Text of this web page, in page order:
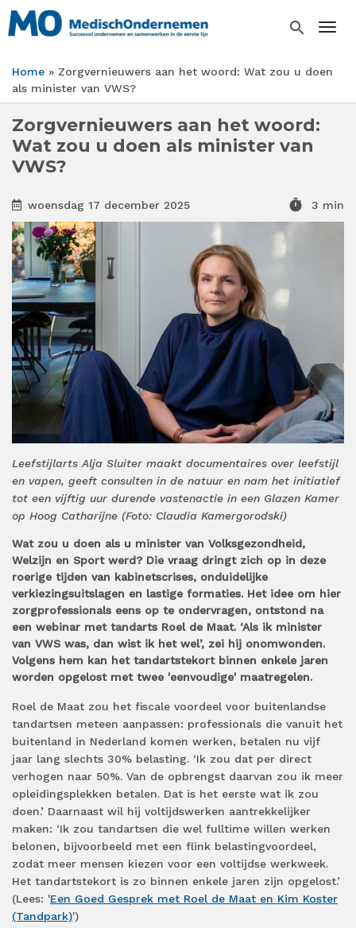
Overslaan
en
inhoud
gaan
search
Kruimelpad
Home
Zorgvernieuwers aan het woord: Wat zou u doen
als minister van VWS?
Zorgvernieuwers aan het woord:
Wat zou u doen als minister van
VWS?
woensdag 17 december 2025 timer 3 min
Leefstijlarts Alja Sluiter maakt documentaires over leefstijl
en vapen, geeft consulten in de natuur en nam het initiatief
tot een vijftig uur durende vastenactie in een Glazen Kamer
op Hoog Catharijne (Foto: Claudia Kamergorodski)
Wat zou u doen als u minister van Volksgezondheid,
Welzijn en Sport werd? Die vraag dringt zich op in deze
roerige tijden van kabinetscrises, onduidelijke
verkiezingsuitslagen en lastige formaties. Het idee om hier
zorgprofessionals eens op te ondervragen, ontstond na
een webinar met tandarts Roel de Maat. ‘Als ik minister
van VWS was, dan wist ik het wel’, zei hij onomwonden.
Volgens hem kan het tandartstekort binnen enkele jaren
worden opgelost met twee 'eenvoudige' maatregelen.
Roel de Maat zou het fiscale voordeel voor buitenlandse
tandartsen meteen aanpassen: professionals die vanuit het
buitenland in Nederland komen werken, betalen nu vijf
jaar lang slechts 30% belasting. ‘Ik zou dat per direct
verhogen naar 50%. Van de opbrengst daarvan zou ik meer
opleidingsplekken betalen. Dat is het eerste wat ik zou
doen.’ Daarnaast wil hij voltijdswerken aantrekkelijker
maken: ‘Ik zou tandartsen die wel fulltime willen werken
belonen, bijvoorbeeld met een flink belastingvoordeel,
zodat meer mensen kiezen voor een voltijdse werkweek.
Het tandartstekort is zo binnen enkele jaren zijn opgelost.’
(Lees: 'Een Goed Gesprek met Roel de Maat en Kim Koster
(Tandpark)')